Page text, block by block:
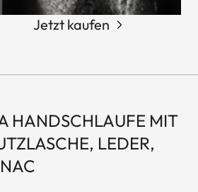
Jetzt kaufen
HANDSCHLAUFE MIT
LEDER,